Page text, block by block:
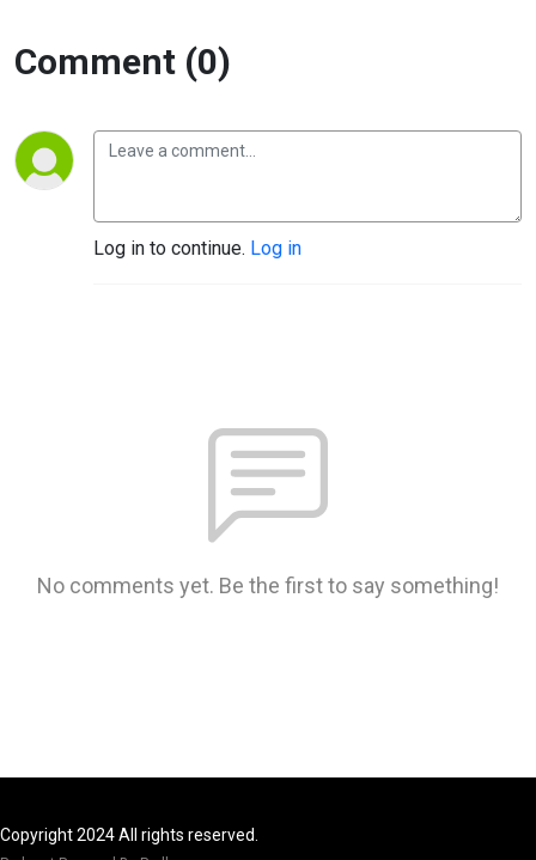
Comment (0)
Log in to continue. Log in
No comments yet. Be the first to say something!
Copyright 2024 All rights reserved.